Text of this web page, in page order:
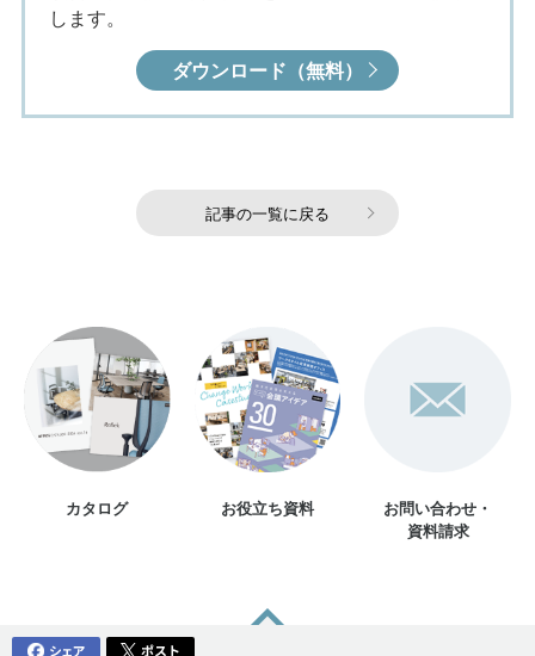
します。
ダウンロード（無料）
記事の一覧に戻る
カタログ お役立ち資料
お問い合わせ・
資料請求